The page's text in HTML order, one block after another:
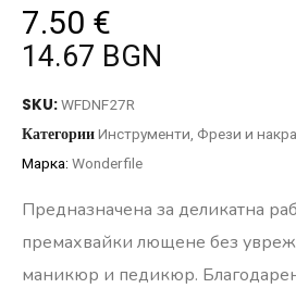
7.50 €
14.67 BGN
SKU:WFDNF27R
КатегорииИнструменти Фрези и
Марка: Wonderfile
Предназначена за деликатна
премахвайки лющене без
маникюр и педикюр.